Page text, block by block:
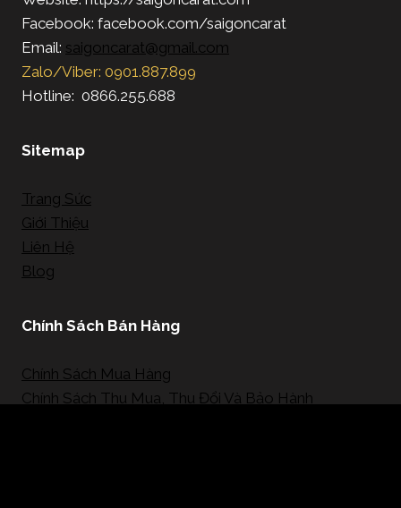
Facebook: facebook.com/saigoncarat
Email: saigoncarat@gmail.com
Zalo/Viber: 0901.887.899
Hotline: 0866.255.688
Sitemap
Trang Sức
Giới Thiệu
Liên Hệ
Blog
Chính Sách Bán Hàng
Chính Sách Mua Hàng
Chính Sách Thu Mua, Thu Đổi Và Bảo Hành